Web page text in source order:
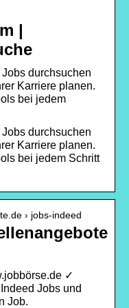
|
durchsuchen
Karriere planen.
bei jedem
durchsuchen
Karriere planen.
bei jedem Schritt
› jobs-indeed
✓
Jobs und
Job.